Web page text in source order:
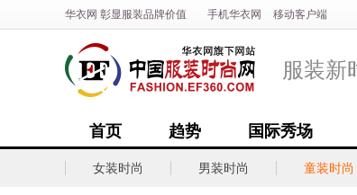
华衣网 彰显服装品牌价值 手机华衣网 移动客户端
服装新
首页 趋势 国际秀场
女装时尚 男装时尚 童装时尚
<